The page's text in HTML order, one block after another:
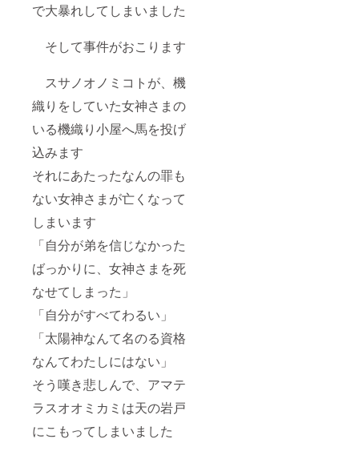
で大暴れしてしまいました
そして事件がおこります
スサノオノミコトが、機
織りをしていた女神さまの
いる機織り小屋へ馬を投げ
込みます
それにあたったなんの罪も
ない女神さまが亡くなって
しまいます
「自分が弟を信じなかった
ばっかりに、女神さまを死
なせてしまった」
「自分がすべてわるい」
「太陽神なんて名のる資格
なんてわたしにはない」
そう嘆き悲しんで、アマテ
ラスオオミカミは天の岩戸
にこもってしまいました